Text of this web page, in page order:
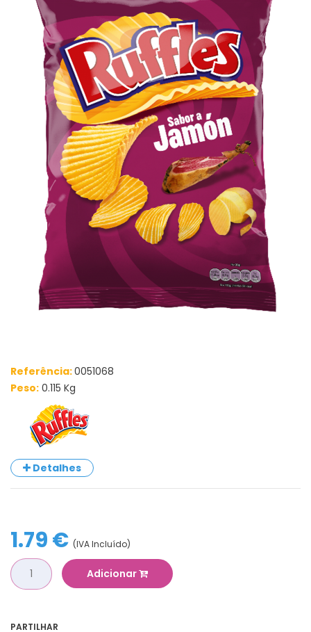
Referência:0051068
Peso: 0.115 Kg
Detalhes
1.79 € (IVA Incluído)
Adicionar
PARTILHAR